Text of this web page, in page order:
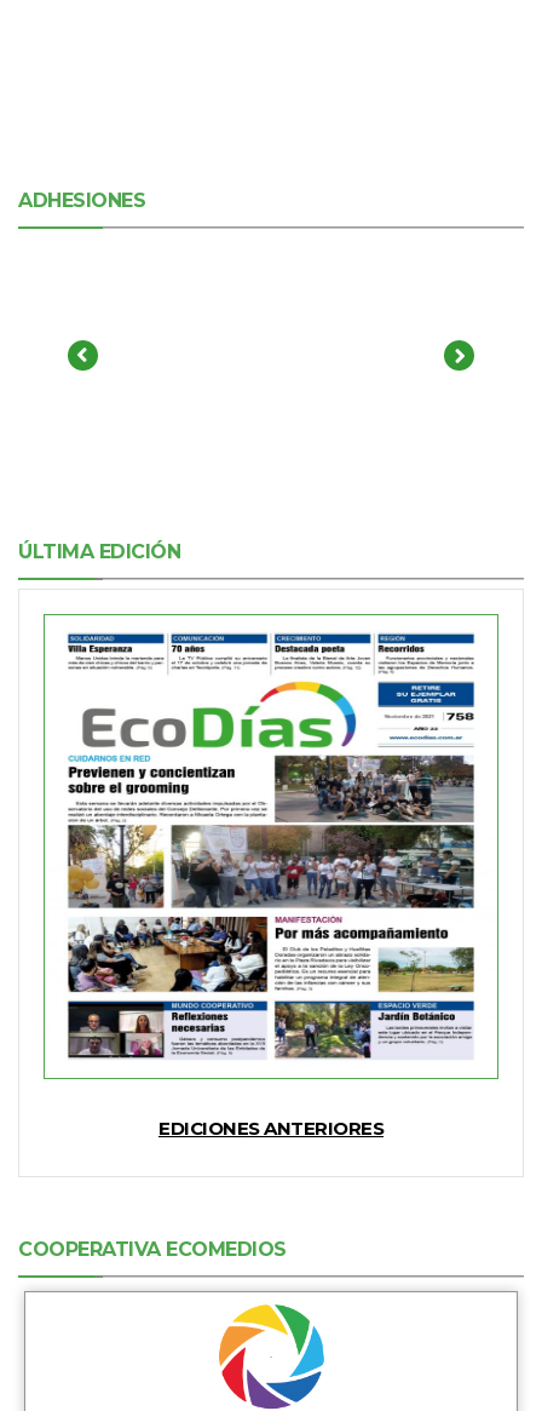
ADHESIONES
ÚLTIMA EDICIÓN
EDICIONES ANTERIORES
COOPERATIVA ECOMEDIOS